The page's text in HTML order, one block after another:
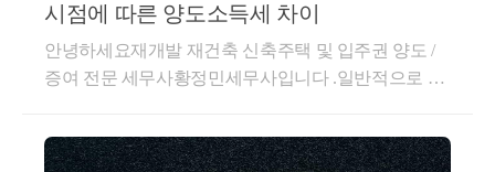
시점에 따른 양도소득세 차이
안녕하세요재개발 재건축 신축주택 및 입주권 양도 /
증여 전문 세무사황정민세무사입니다 .일반적으로 프
획인가 전에 소득세법 상 주택 상태로 매도하는 것이
양도소득세가 더 적게 나온다고 알고 계십니다 .오늘